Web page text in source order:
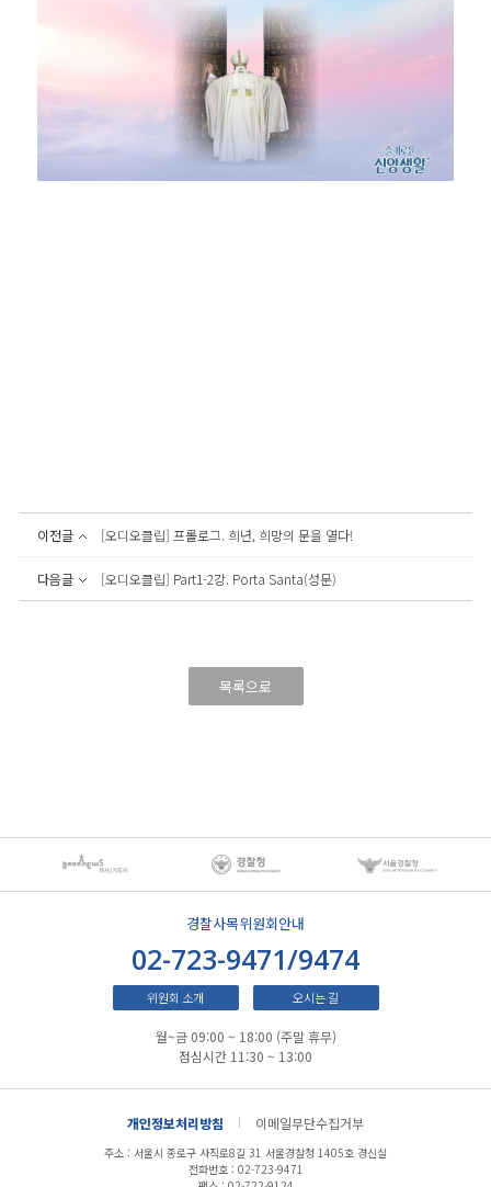
이전글 [오디오클립] 프롤로그. 희년, 희망의 문을 열다!
다음글 [오디오클립] Part1-2강. Porta Santa(성문)
목록으로
경찰사목위원회안내
02-723-9471/9474
위원회 소개 오시는 길
월~금 09:00 ~ 18:00 (주말 휴무)
점심시간 11:30 ~ 13:00
개인정보처리방침 이메일무단수집거부
주소 : 서울시 종로구 사직로8길 31 서울경찰청 1405호 경신실
전화번호 : 02-723-9471